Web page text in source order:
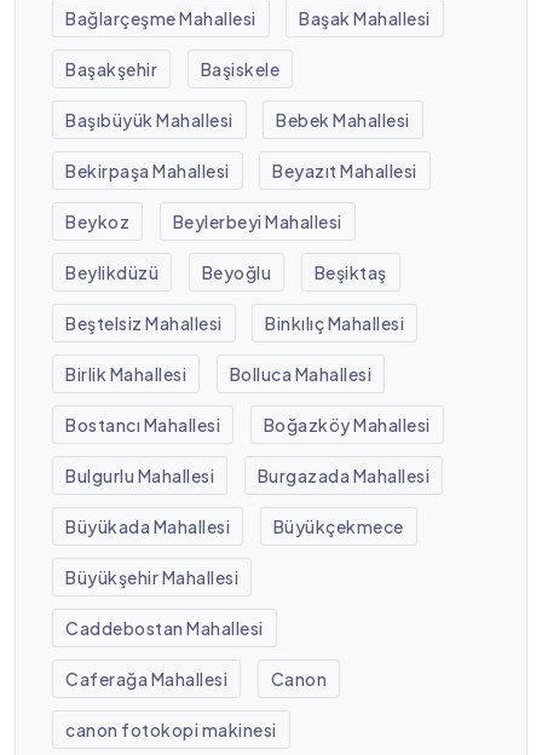
Bağlarçeşme Mahallesi Başak Mahallesi
Başakşehir Başiskele
Başıbüyük Mahallesi Bebek Mahallesi
Bekirpaşa Mahallesi Beyazıt Mahallesi
Beykoz Beylerbeyi Mahallesi
Beylikdüzü Beyoğlu Beşiktaş
Beştelsiz Mahallesi Binkılıç Mahallesi
Birlik Mahallesi Bolluca Mahallesi
Bostancı Mahallesi Boğazköy Mahallesi
Bulgurlu Mahallesi Burgazada Mahallesi
Büyükada Mahallesi Büyükçekmece
Büyükşehir Mahallesi
Caddebostan Mahallesi
Caferağa Mahallesi Canon
canon fotokopi makinesi